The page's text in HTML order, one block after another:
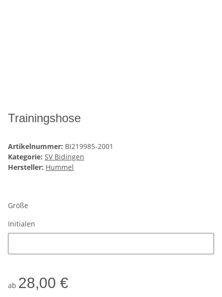
Trainingshose
Artikelnummer: BI219985-2001
Kategorie: SV Bidingen
Hersteller: Hummel
Größe
Initialen
ab 28,00 €